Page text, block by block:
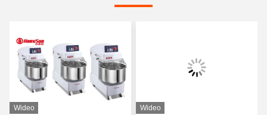
Wideo Wideo